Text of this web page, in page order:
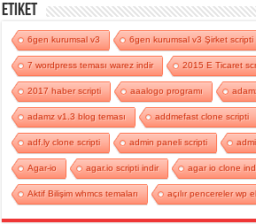
Etiket
6gen kurumsal v3 6gen kurumsal v3 Şirket scripti
7 wordpress teması warez indir 2015 E Ticaret
2017 haber scripti aaalogo programı
adamz v1.3 blog teması addmefast clone scripti
adf.ly clone scripti admin paneli scripti
Agar-io agar.io scripti indir agar io clone
Aktif Bilişim whmcs temaları açılır pencereler wp